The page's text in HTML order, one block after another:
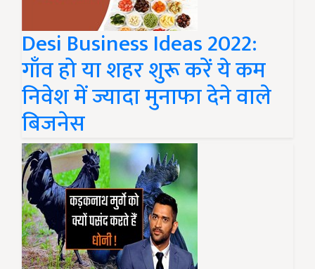
Desi Business Ideas 2022:
गाँव हो या शहर शुरू करें ये कम
निवेश में ज्यादा मुनाफा देने वाले
बिजनेस